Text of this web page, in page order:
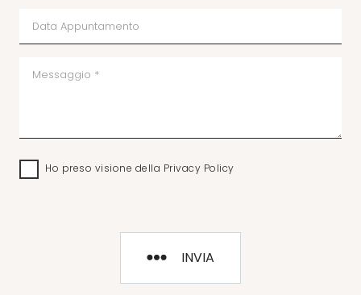
Ho preso visione della Privacy Policy
INVIA